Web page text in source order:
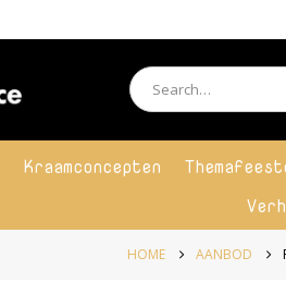
Kraamconcepten
HOME AANBOD